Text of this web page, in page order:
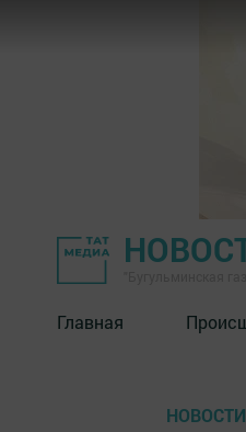
Главная
НОВОСТИ